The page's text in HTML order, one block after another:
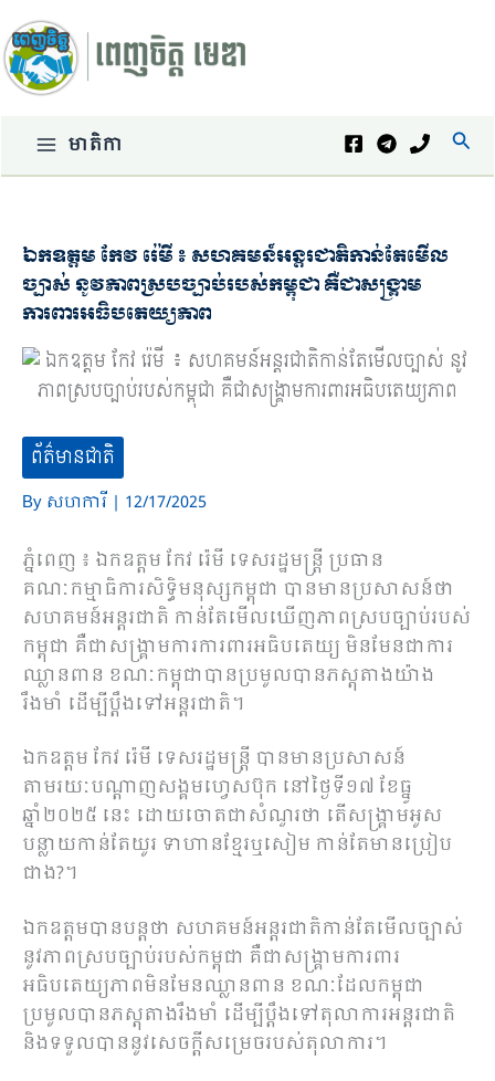
to
content
មាតិកា
ឯកឧត្តម កែវ រ៉េមី ៖ សហគមន៍អន្តរជាតិកាន់តែមើល
ច្បាស់ នូវភាពស្របច្បាប់របស់កម្ពុជា គឺជាសង្រ្គាម
ការពារអធិបតេយ្យភាព
ព័ត៌មានជាតិ
By សហការី | 12/17/2025
ភ្នំពេញ ៖ ឯកឧត្តម កែវ រ៉េមី ទេសរដ្ឋមន្ត្រី ប្រធាន
គណៈកម្មាធិការសិទ្ធិមនុស្សកម្ពុជា បានមានប្រសាសន៍ថា
សហគមន៍អន្តរជាតិ កាន់តែមើលឃើញភាពស្របច្បាប់របស់
កម្ពុជា គឺជាសង្គ្រាមការការពារអធិបតេយ្យ មិនមែនជាការ
ឈ្លានពាន ខណៈកម្ពុជាបានប្រមូលបានភស្តុតាងយ៉ាង
រឹងមាំ ដើម្បីប្តឹងទៅអន្តរជាតិ។
ឯកឧត្តម កែវ រ៉េមី ទេសរដ្ឋមន្ត្រី បានមានប្រសាសន៍
តាមរយៈបណ្ដាញសង្គមហ្វេសប៊ុក នៅថ្ងៃទី១៧ ខែធ្នូ
ឆ្នាំ២០២៥ នេះ ដោយចោតជាសំណួរថា តើសង្រ្គាមអូស
បន្លាយកាន់តែយូរ ទាហានខ្មែរឬសៀម កាន់តែមានប្រៀប
ជាង?។
ឯកឧត្តមបានបន្តថា សហគមន៍អន្តរជាតិកាន់តែមើលច្បាស់
នូវភាពស្របច្បាប់របស់កម្ពុជា គឺជាសង្រ្គាមការពារ
អធិបតេយ្យភាពមិនមែនឈ្លានពាន ខណៈដែលកម្ពុជា
ប្រមូលបានភស្តុតាងរឹងមាំ ដើម្បីប្តឹងទៅតុលាការអន្តរជាតិ
និងទទួលបាននូវសេចក្តីសម្រេចរបស់តុលាការ។